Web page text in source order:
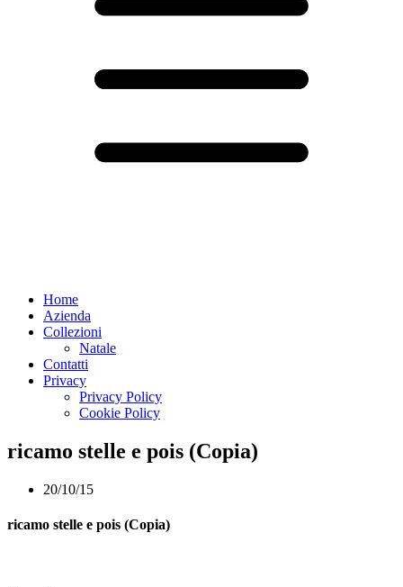
Home
Azienda
Collezioni
Natale
Contatti
Privacy
Privacy Policy
Cookie Policy
ricamo stelle e pois (Copia)
20/10/15
ricamo stelle e pois (Copia)